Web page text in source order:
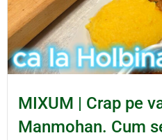
MIXUM | Crap pe
Manmohan. Cum